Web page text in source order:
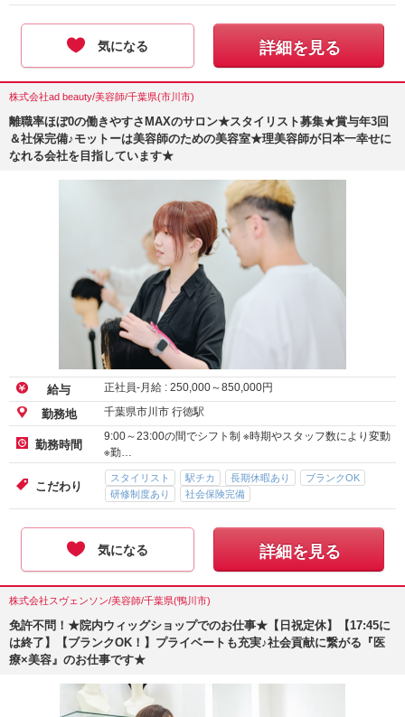
給与
アルバイト・パート-時給 : 1,300～1,680円
勤務地 千葉県白井市 鎌ヶ谷大仏駅
勤務時間
9:00〜18:30 シフト制 ■アルバイト・パート ・週2～勤務
OK…
こだわり
スタイリスト ブランクOK 年齢不問
服装自由
ノルマなし
詳細を見る
株式会社ad beauty/美容師/千葉県(市川市)
離職率ほぼ0の働きやすさMAXのサロン★スタイリスト募集★賞与年3回
＆社保完備♪モットーは美容師のための美容室★理美容師が日本一幸せに
なれる会社を目指しています★
正社員-月給 : 850,000円
勤務地 千葉県市川市 行徳駅
勤務時間
9:00～23:00の間でシフト制 ※時期やスタッフ数により変動
※勤…
こだわり
スタイリスト 駅チカ 長期休暇あり
ブランクOK
研修制度あり